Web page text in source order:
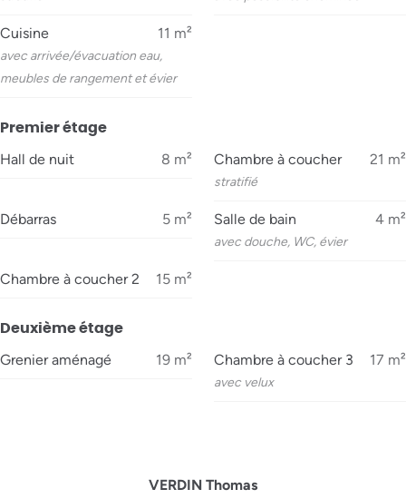
Cuisine 11 m²
avec arrivée/évacuation eau,
meubles de rangement et évier
Premier étage
Hall de nuit 8 m² Chambre à coucher 21 m²
stratifié
Débarras 5 m² Salle de bain 4 m²
avec douche, WC, évier
Chambre à coucher 2 15 m²
Deuxième étage
Grenier aménagé 19 m² Chambre à coucher 3 17 m²
avec velux
VERDIN Thomas